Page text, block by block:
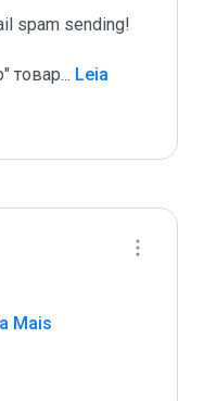
spam sending!
товар... Leia
Mais